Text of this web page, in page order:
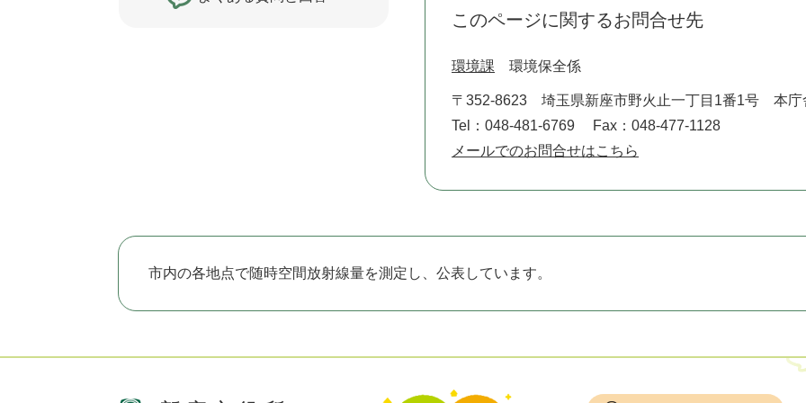
このページに関するお問合せ先
環境課 環境保全係
〒352-8623
埼玉県新座市野火止一丁目1番1号 本庁
Tel：048-481-6769
Fax：048-477-1128
メールでのお問合せはこちら
市内の各地点で随時空間放射線量を測定し、公表しています。